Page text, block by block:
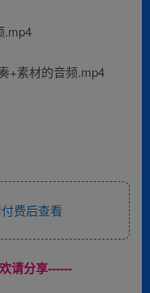
.mp4
+素材的音频.mp4
费后查看
请分享------